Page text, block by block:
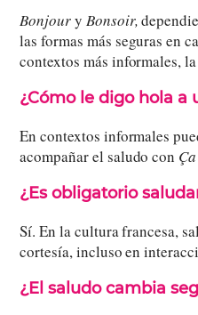
Bonjoury Bonsoir,
las formas más seguras en
contextos más informales,
¿Cómo le digo hola a
En contextos informales
acompañar el saludo con
¿Es obligatorio
Sí. En la cultura francesa,
cortesía, incluso en
¿El saludo cambia